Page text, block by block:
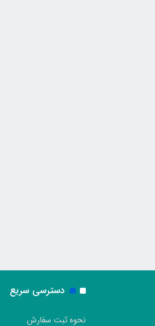
دسترسی سریع
نحوه ثبت سفارش